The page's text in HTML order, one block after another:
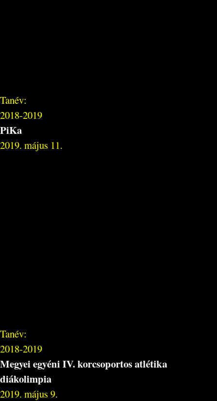
Tanév:
2018-2019
PiKa
2019. május 11.
Tanév:
2018-2019
Megyei egyéni IV. korcsoportos atlétika
diákolimpia
2019. május 9.